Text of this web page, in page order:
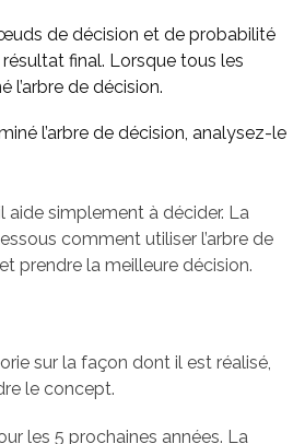
de décision et de probabilité
final. Lorsque tous les
l’arbre de décision.
l’arbre de décision, analysez-le
aide simplement à décider. La
comment utiliser l’arbre de
prendre la meilleure décision.
sur la façon dont il est réalisé,
le concept.
les 5 prochaines années. La